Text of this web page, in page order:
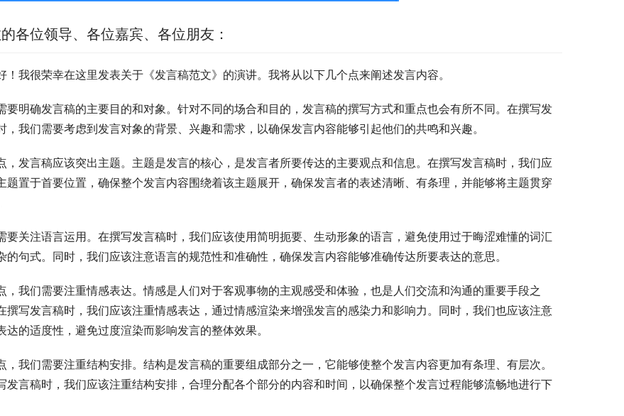
各位领导、各位嘉宾、各位朋友：
！我很荣幸在这里发表关于《发言稿范文》的演讲。我将从以下几个点来阐述发言内容。
要明确发言稿的主要目的和对象。针对不同的场合和目的，发言稿的撰写方式和重点也会有所不同。在撰写发
，我们需要考虑到发言对象的背景、兴趣和需求，以确保发言内容能够引起他们的共鸣和兴趣。
，发言稿应该突出主题。主题是发言的核心，是发言者所要传达的主要观点和信息。在撰写发言稿时，我们应
题置于首要位置，确保整个发言内容围绕着该主题展开，确保发言者的表述清晰、有条理，并能够将主题贯穿
要关注语言运用。在撰写发言稿时，我们应该使用简明扼要、生动形象的语言，避免使用过于晦涩难懂的词汇
的句式。同时，我们应该注意语言的规范性和准确性，确保发言内容能够准确传达所要表达的意思。
，我们需要注重情感表达。情感是人们对于客观事物的主观感受和体验，也是人们交流和沟通的重要手段之
撰写发言稿时，我们应该注重情感表达，通过情感渲染来增强发言的感染力和影响力。同时，我们也应该注意
达的适度性，避免过度渲染而影响发言的整体效果。
，我们需要注重结构安排。结构是发言稿的重要组成部分之一，它能够使整个发言内容更加有条理、有层次。
发言稿时，我们应该注重结构安排，合理分配各个部分的内容和时间，以确保整个发言过程能够流畅地进行下